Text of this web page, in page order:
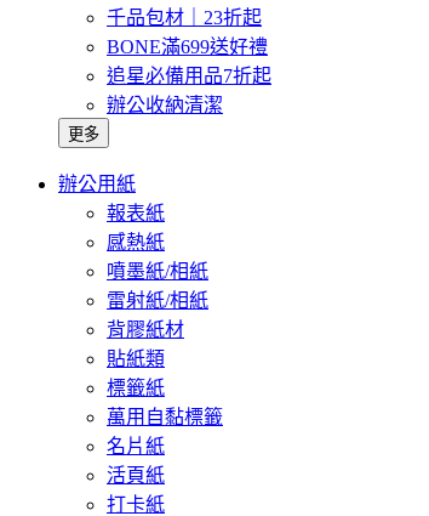
千品包材｜23折起
BONE滿699送好禮
追星必備用品7折起
辦公收納清潔
更多
辦公用紙
報表紙
感熱紙
噴墨紙/相紙
雷射紙/相紙
背膠紙材
貼紙類
標籤紙
萬用自黏標籤
名片紙
活頁紙
打卡紙